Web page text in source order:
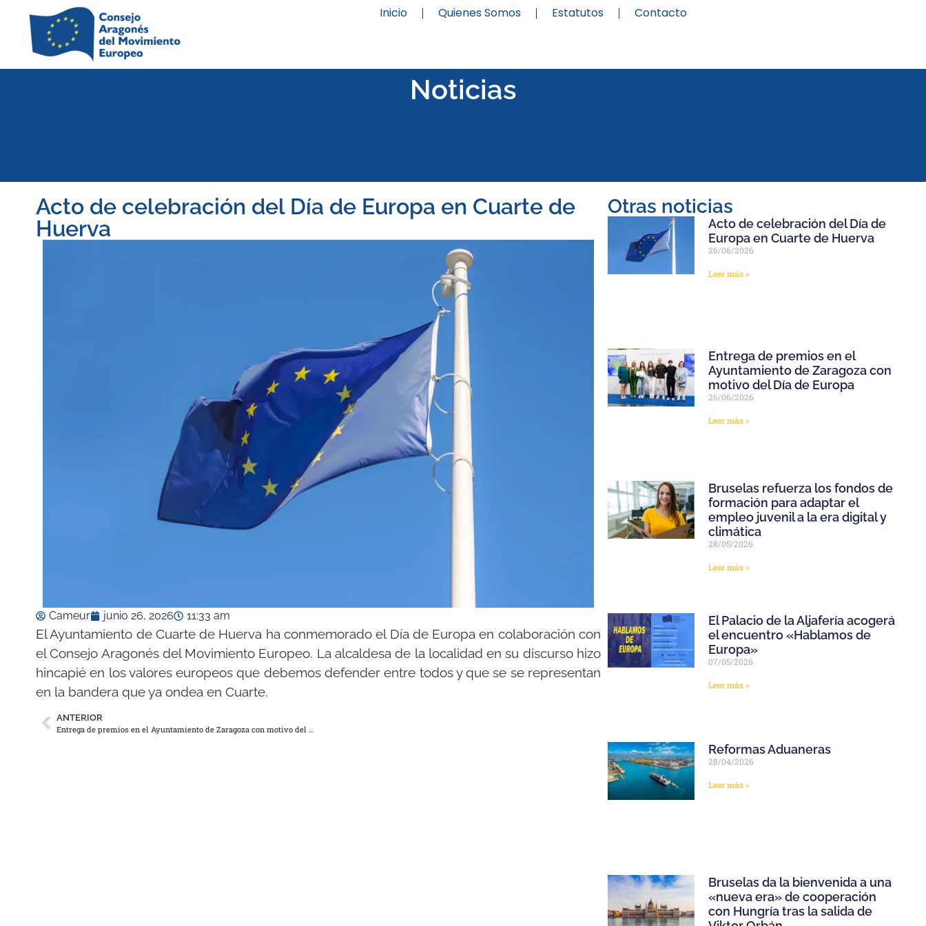
Inicio Quienes Somos Estatutos Contacto
Noticias
Acto de celebración del Día de Europa en Cuarte de
Huerva
Cameur junio 26, 2026 11:33 am
El Ayuntamiento de Cuarte de Huerva ha conmemorado el Día de Europa en colaboración con
el Consejo Aragonés del Movimiento Europeo. La alcaldesa de la localidad en su discurso hizo
hincapié en los valores europeos que debemos defender entre todos y que se se representan
en la bandera que ya ondea en Cuarte.
ANTERIOR
Otras noticias
Acto de celebración del Día de
Europa en Cuarte de Huerva
26/06/2026
Leer más »
Entrega de premios en el
Ayuntamiento de Zaragoza con
motivo del Día de Europa
26/06/2026
Leer más »
Bruselas refuerza los fondos de
formación para adaptar el
empleo juvenil a la era digital y
climática
28/05/2026
Leer más »
El Palacio de la Aljafería acogerá
el encuentro «Hablamos de
Europa»
07/05/2026
Leer más »
Reformas Aduaneras
28/04/2026
Leer más »
Bruselas da la bienvenida a una
«nueva era» de cooperación
con Hungría tras la salida de